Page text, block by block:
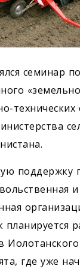
семинар
технических
поддержку
и
где уже